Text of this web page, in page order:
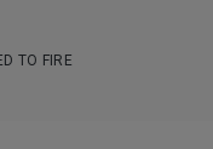
TO FIRE